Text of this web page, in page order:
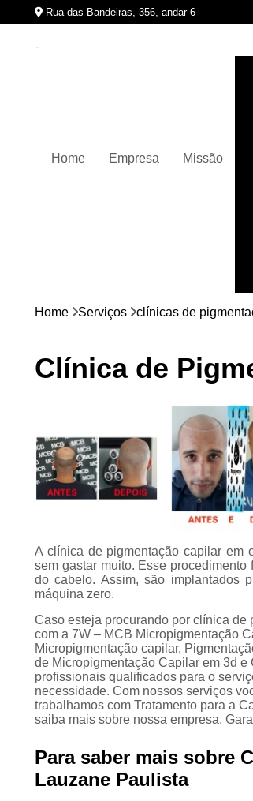
Rua das Bandeiras, 356, andar 6
Home Empresa Missão
Home Serviços clínicas de
Clínica de
A clínica de pigmentação capilar em
sem gastar muito. Esse
do cabelo. Assim, são implantados
máquina zero.
Caso esteja procurando por clínica de
com a 7W – MCB Micropigmentação
Micropigmentação capilar,
de Micropigmentação Capilar em 3d
profissionais qualificados para o
necessidade. Com nossos serviços
trabalhamos com Tratamento para a
saiba mais sobre nossa empresa.
Para saber mais sobre
Lauzane Paulista